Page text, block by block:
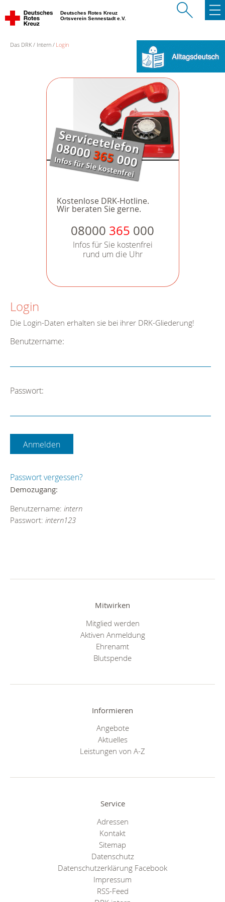
Deutsches Rotes Kreuz
Ortsverein Sennestadt e.V.
Das DRK Intern Login
Kostenlose DRK-Hotline.
Wir beraten Sie gerne.
08000 365 000
Infos für Sie kostenfrei
rund um die Uhr
Login
Die Login-Daten erhalten sie bei ihrer DRK-Gliederung!
Benutzername:
Passwort:
Passwort vergessen?
Demozugang:
Benutzername: intern
Passwort: intern123
Mitwirken
Mitglied werden
Aktiven Anmeldung
Ehrenamt
Blutspende
Informieren
Angebote
Aktuelles
Leistungen von A-Z
Service
Adressen
Kontakt
Sitemap
Datenschutz
Datenschutzerklärung Facebook
Impressum
RSS-Feed